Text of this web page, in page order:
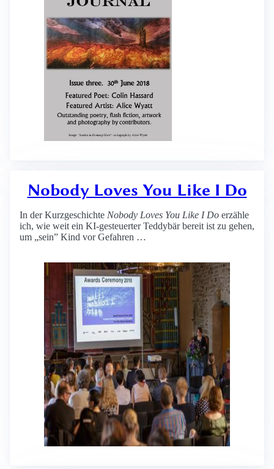
Nobody Loves You Like I Do
In der Kurzgeschichte Nobody Loves You Like I Do erzähle
ich, wie weit ein KI-gesteuerter Teddybär bereit ist zu gehen,
um „sein” Kind vor Gefahren …